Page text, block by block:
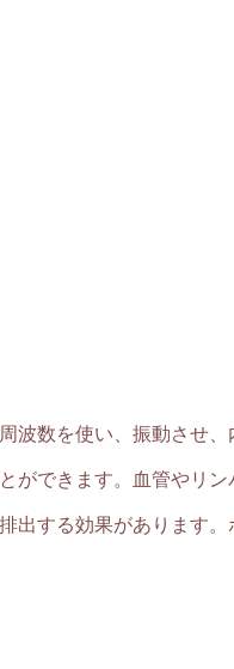
波数を使い、振動させ
ができます。血管やリ
出する効果があります